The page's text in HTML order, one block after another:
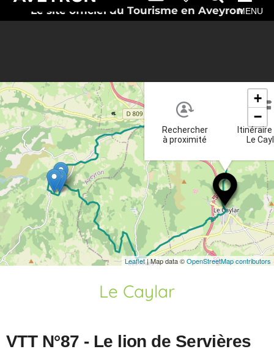
Le site officiel du Tourisme en AveyronMENU
Rechercher
à proximité
Le
+
−
Leaflet| Map data ©OpenStreetMap contributors
Le Caylar
VTT N°87 - Le lion de Servières